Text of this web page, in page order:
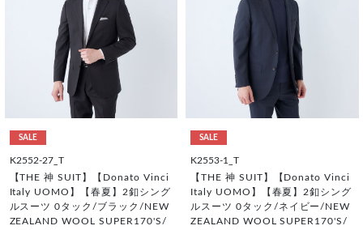
SALE
K2552-27_T
【THE 神 SUIT】【Donato Vinci
Italy UOMO】【春夏】2釦シング
ルスーツ 0タック/ブラック/NEW
ZEALAND WOOL SUPER170'S/
SALE
K2553-1_T
【THE 神 SUIT】【Donato Vinci
Italy UOMO】【春夏】2釦シング
ルスーツ 0タック/ネイビー/NEW
ZEALAND WOOL SUPER170'S/